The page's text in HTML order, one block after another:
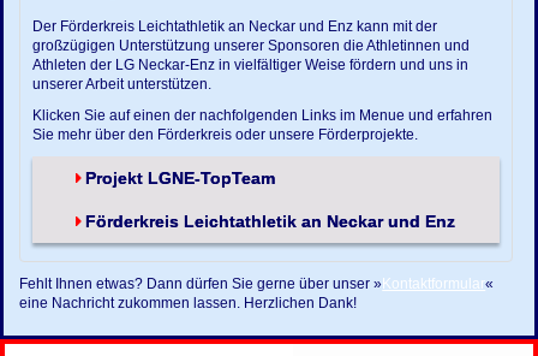
Der Förderkreis Leichtathletik an Neckar und Enz kann mit der
großzügigen Unterstützung unserer Sponsoren die Athletinnen und
Athleten der LG Neckar-Enz in vielfältiger Weise fördern und uns in
unserer Arbeit unterstützen.
Klicken Sie auf einen der nachfolgenden Links im Menue und erfahren
Sie mehr über den Förderkreis oder unsere Förderprojekte.
Projekt LGNE-TopTeam
Förderkreis Leichtathletik an Neckar und Enz
Fehlt Ihnen etwas? Dann dürfen Sie gerne über unser »Kontaktformular«
eine Nachricht zukommen lassen. Herzlichen Dank!